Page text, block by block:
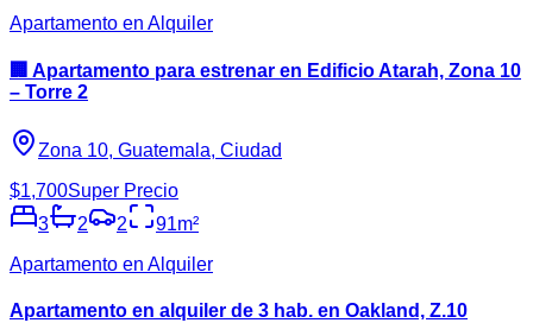
Apartamento en Alquiler
🏢 Apartamento para estrenar en Edificio Atarah, Zona 10
– Torre 2
Zona 10, Guatemala, Ciudad
$1,700Super Precio
3
2 2 91m²
Apartamento en Alquiler
Apartamento en alquiler de 3 hab. en Oakland, Z.10